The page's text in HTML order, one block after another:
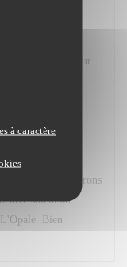
à caractère
;-)
avis
fidélité et pour
que vous ayez
Votre
Hugo ainsi qu'à
contribué à
de vous
vous, nous ferons
soient au
Bien